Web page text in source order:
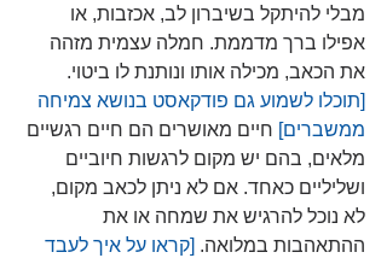
מבלי להיתקל בשיברון לב, אכזבות, או
אפילו ברך מדממת. חמלה עצמית מזהה
את הכאב, מכילה אותו ונותנת לו ביטוי.
[תוכלו לשמוע גם פודקאסט בנושא צמיחה
ממשברים] חיים מאושרים הם חיים רגשיים
מלאים, בהם יש מקום לרגשות חיוביים
ושליליים כאחד. אם לא ניתן לכאב מקום,
לא נוכל להרגיש את שמחה או את
ההתאהבות במלואה. [קראו על איך לעבד